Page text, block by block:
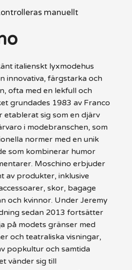
manuellt
italienskt lyxmodehus
innovativa, färgstarka och
ofta med en lekfull och
grundades 1983 av Franco
etablerat sig som en djärv
i modebranschen, som
normer med en unik
som kombinerar humor
Moschino erbjuder
av produkter, inklusive
skor, bagage
och kvinnor. Under Jeremy
sedan 2013 fortsätter
på modets gränser med
och teatraliska visningar,
popkultur och samtida
vänder sig till